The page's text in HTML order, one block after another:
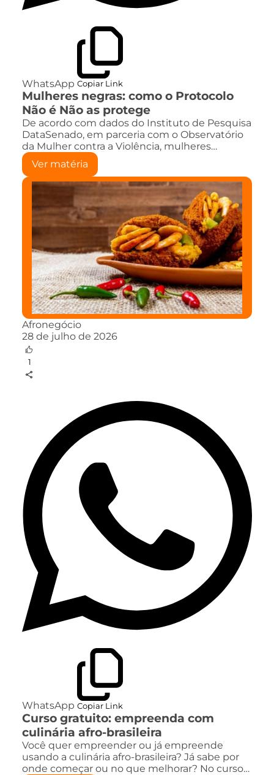
WhatsApp Copiar Link
Mulheres negras: como o Protocolo
Não é Não as protege
De acordo com dados do Instituto de Pesquisa
DataSenado, em parceria com o Observatório
da Mulher contra a Violência, mulheres…
Ver matéria
Afronegócio
28 de julho de 2026
1
WhatsApp Copiar Link
Curso gratuito: empreenda com
culinária afro-brasileira
Você quer empreender ou já empreende
usando a culinária afro-brasileira? Já sabe por
onde começar ou no que melhorar? No curso…